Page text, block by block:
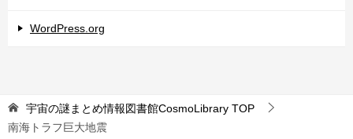
WordPress.org
宇宙の謎まとめ情報図書館CosmoLibrary TOP
南海トラフ巨大地震